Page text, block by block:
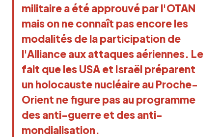
militaire a été approuvé par l'OTAN
mais on ne connaît pas encore les
modalités de la participation de
l'Alliance aux attaques aériennes. Le
fait que les USA et Israël préparent
un holocauste nucléaire au Proche-
Orient ne figure pas au programme
des anti-guerre et des anti-
mondialisation.